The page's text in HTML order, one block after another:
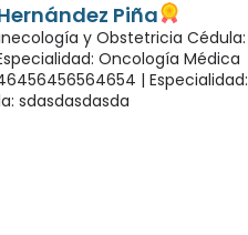
Piña
y Obstetricia Cédula:
Oncología Médica
| Especialidad:
sdasdasdasda